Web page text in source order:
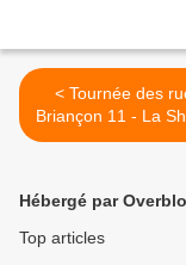
< Tournée des rues de
Briançon 11 - La
autres
Hébergé par
Top articles